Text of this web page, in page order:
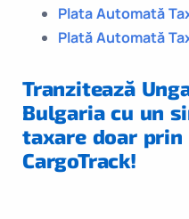
Plata Automată
Plată Automată
Tranzitează
Bulgaria cu un
taxare doar
CargoTrack!